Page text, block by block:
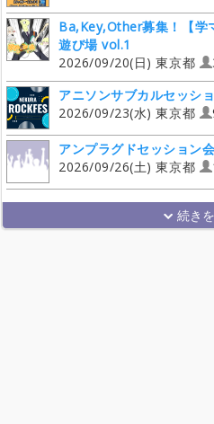
Ba,Key,Other募集！【学
遊び場 vol.1
2026/09/20(日) 東京都
アニソンサブカルセッシ
2026/09/23(水) 東京都
アンプラグドセッション会
2026/09/26(土) 東京都